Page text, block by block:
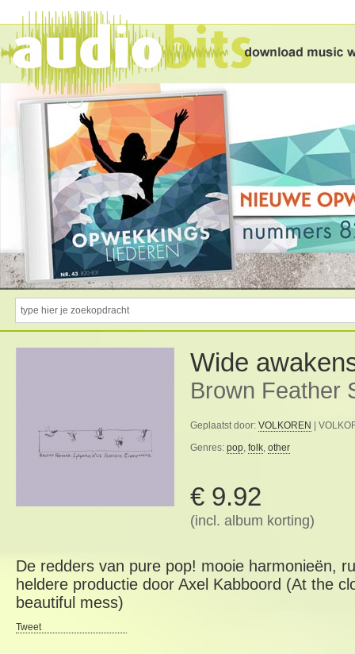
Wide
Brown Feather
Geplaatst door: VOLKOREN
|
Genres: pop, folk, other
€ 9.92
(incl. album korting)
De redders van pure pop! mooie harmonieën,
heldere productie door Axel Kabboord (At the
beautiful mess)
Tweet